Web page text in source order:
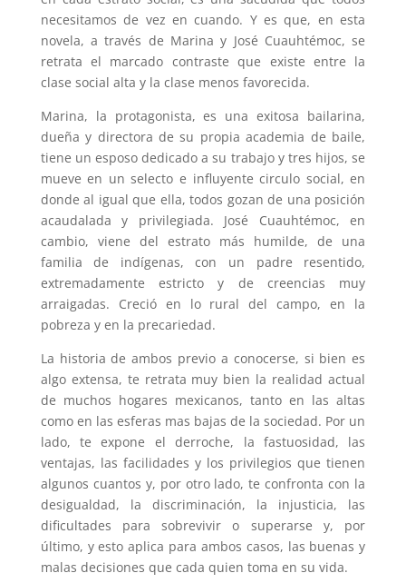
necesitamos de vez en cuando. Y es que, en esta
novela, a través de Marina y José Cuauhtémoc, se
retrata el marcado contraste que existe entre la
clase social alta y la clase menos favorecida.
Marina, la protagonista, es una exitosa bailarina,
dueña y directora de su propia academia de baile,
tiene un esposo dedicado a su trabajo y tres hijos, se
mueve en un selecto e influyente circulo social, en
donde al igual que ella, todos gozan de una posición
acaudalada y privilegiada. José Cuauhtémoc, en
cambio, viene del estrato más humilde, de una
familia de indígenas, con un padre resentido,
extremadamente estricto y de creencias muy
arraigadas. Creció en lo rural del campo, en la
pobreza y en la precariedad.
La historia de ambos previo a conocerse, si bien es
algo extensa, te retrata muy bien la realidad actual
de muchos hogares mexicanos, tanto en las altas
como en las esferas mas bajas de la sociedad. Por un
lado, te expone el derroche, la fastuosidad, las
ventajas, las facilidades y los privilegios que tienen
algunos cuantos y, por otro lado, te confronta con la
desigualdad, la discriminación, la injusticia, las
dificultades para sobrevivir o superarse y, por
último, y esto aplica para ambos casos, las buenas y
malas decisiones que cada quien toma en su vida.